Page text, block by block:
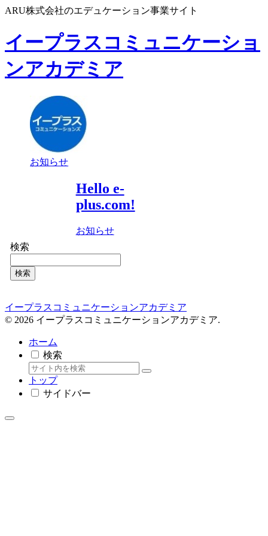
ARU株式会社のエデュケーション事業サイト
イープラスコミュニケーショ
ンアカデミア
お知らせ
Hello e-
plus.com!
お知らせ
検索
検索
イープラスコミュニケーションアカデミア
© 2026 イープラスコミュニケーションアカデミア.
ホーム
検索
トップ
サイドバー